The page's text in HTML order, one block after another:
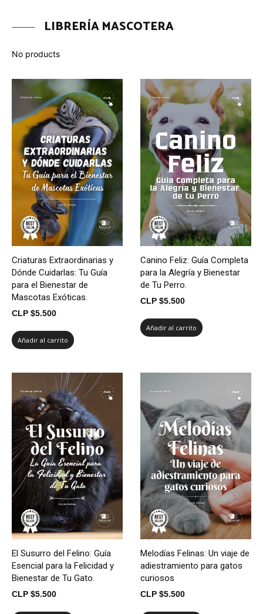
LIBRERÍA MASCOTERA
Criaturas Extraordinarias y
Dónde Cuidarlas: Tu Guía
para el Bienestar de
Mascotas Exóticas.
CLP $5.500
Añadir al carrito
Canino Feliz: Guía Completa
para la Alegría y Bienestar
de Tu Perro.
CLP $5.500
Añadir al carrito
El Susurro del Felino: Guía
Esencial para la Felicidad y
Bienestar de Tu Gato.
CLP $5.500
Melodías Felinas: Un viaje de
adiestramiento para gatos
curiosos
CLP $5.500